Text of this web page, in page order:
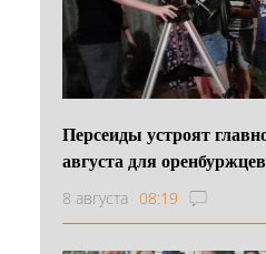
Персеиды устроят
августа для оренбуржцев
8 августа 08:19